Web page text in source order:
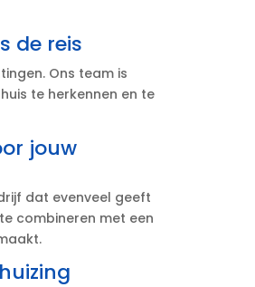
de reis
Ons team is
te herkennen en te
jouw
dat evenveel geeft
combineren met een